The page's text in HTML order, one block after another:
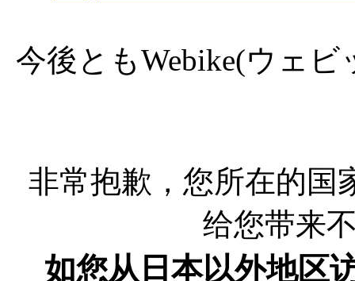
今後ともWebike(ウェ
非常抱歉，您所在的国
给您带来
如您从日本以外地区